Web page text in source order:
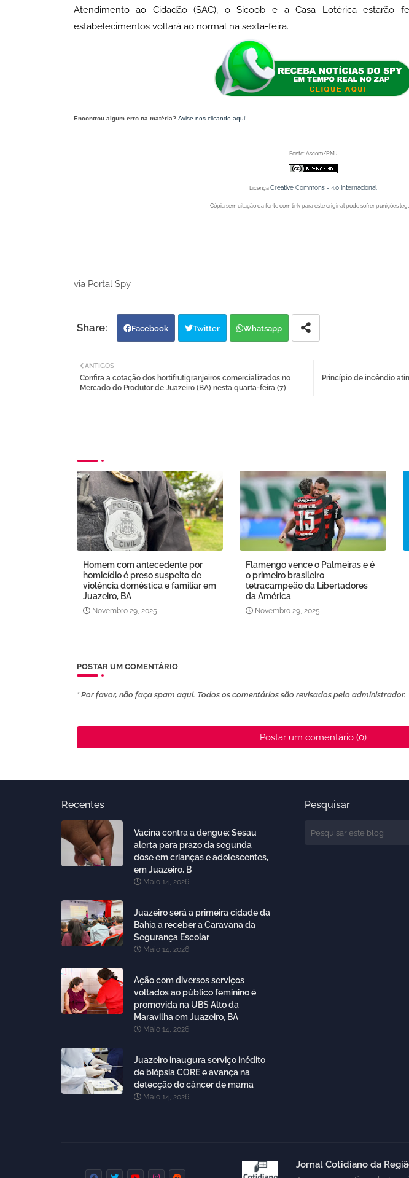
Atendimento ao Cidadão (SAC), o Sicoob e a Casa Lotérica estarão
estabelecimentos voltará ao normal na sexta-feira.
Encontrou algum erro na matéria? Avise-nos clicando aqui!
Fonte: Ascom/PMJ
Licença Creative Commons - 4.0 Internacional
Cópia sem citação da fonte com link para este original pode sofrer punições
via Portal Spy
Facebook Twitter Whatsapp
Princípio de incêndio
ANTIGOS
Confira a cotação dos hortifrutigranjeiros comercializados no
Mercado do Produtor de Juazeiro (BA) nesta quarta-feira (7)
Homem com antecedente por
homicídio é preso suspeito de
violência doméstica e familiar em
Juazeiro, BA
Novembro 29, 2025
Flamengo vence o Palmeiras e é
o primeiro brasileiro
tetracampeão da Libertadores
da América
Novembro 29, 2025
POSTAR UM COMENTÁRIO
* Por favor, não faça spam aqui. Todos os comentários são revisados ​​pelo administrador.
Postar um comentário (0)
Recentes
Vacina contra a dengue: Sesau
alerta para prazo da segunda
dose em crianças e adolescentes,
em Juazeiro, B
Maio 14, 2026
Juazeiro será a primeira cidade da
Bahia a receber a Caravana da
Segurança Escolar
Maio 14, 2026
Ação com diversos serviços
voltados ao público feminino é
promovida na UBS Alto da
Maravilha em Juazeiro, BA
Maio 14, 2026
Juazeiro inaugura serviço inédito
de biópsia CORE e avança na
detecção do câncer de mama
Maio 14, 2026
Pesquisar
Jornal Cotidiano da